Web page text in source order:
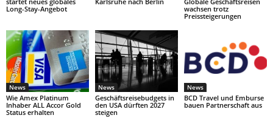
Long-Stay-Angebot
wachsen trotz
Preissteigerungen
News
Wie Amex Platinum
Inhaber ALL Accor Gold
Status erhalten
News
Geschäftsreisebudgets in
den USA dürften 2027
steigen
News
BCD Travel und Emburse
bauen Partnerschaft aus